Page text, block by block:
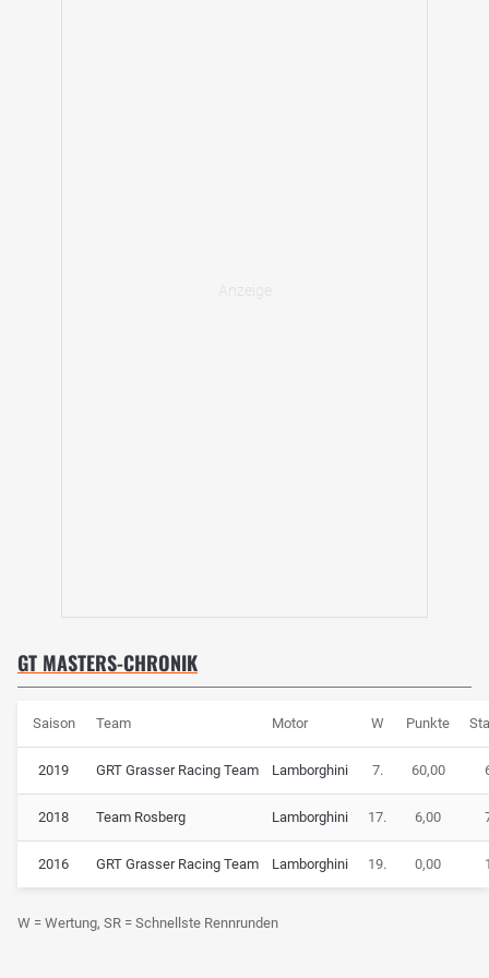
GT MASTERS-CHRONIK
Saison Team Motor W Punkte
2019 GRT Grasser Racing Team Lamborghini 7. 60,00
2018 Team Rosberg Lamborghini 17. 6,00
2016 GRT Grasser Racing Team Lamborghini 19. 0,00
W = Wertung, SR = Schnellste Rennrunden